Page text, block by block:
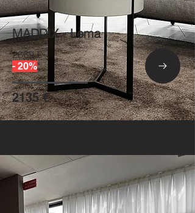
MADDIX - Lema
2669 €
- 20%
2135 €